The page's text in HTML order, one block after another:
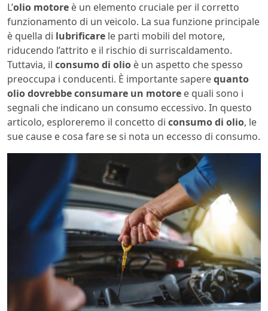
L’olio motore è un elemento cruciale per il corretto
funzionamento di un veicolo. La sua funzione principale
è quella di lubrificare le parti mobili del motore,
riducendo l’attrito e il rischio di surriscaldamento.
Tuttavia, il consumo di olio è un aspetto che spesso
preoccupa i conducenti. È importante saperequanto
olio dovrebbe consumare un motore e quali sono i
segnali che indicano un consumo eccessivo. In questo
articolo, esploreremo il concetto di consumo di olio, le
sue cause e cosa fare se si nota un eccesso di consumo.